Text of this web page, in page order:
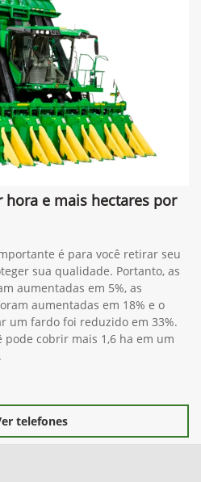
e mais hectares por
é para você retirar seu
sua qualidade. Portanto, as
aumentadas em 5%, as
aumentadas em 18% e o
um fardo foi reduzido em 33%.
pode cobrir mais 1,6 ha em um
telefones